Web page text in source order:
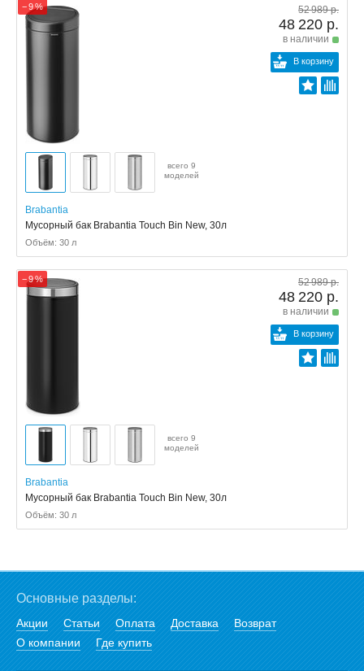
− 9 % 52 989 р.
48 220 р.
в наличии
В корзину
всего 9
моделей
Brabantia
Мусорный бак Brabantia Touch Bin New, 30л
Объём: 30 л
− 9 % 52 989 р.
48 220 р.
в наличии
В корзину
всего 9
моделей
Brabantia
Мусорный бак Brabantia Touch Bin New, 30л
Объём: 30 л
Основные разделы:
Акции Статьи Оплата Доставка
Возврат
О компании
Где купить